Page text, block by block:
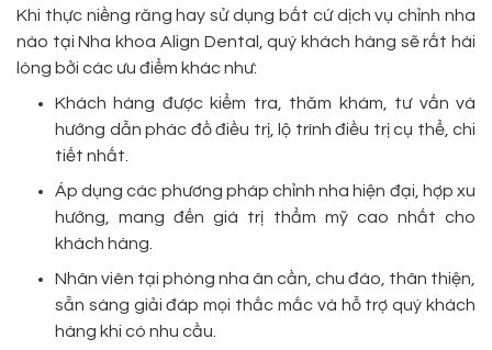
Khi thực niềng răng hay sử dụng bất cứ dịch vụ chỉnh nha
nào tại Nha khoa Align Dental, quý khách hàng sẽ rất hài
lòng bởi các ưu điểm khác như:
Khách hàng được kiểm tra, thăm khám, tư vấn và
hướng dẫn phác đồ điều trị, lộ trình điều trị cụ thể, chi
tiết nhất.
Áp dụng các phương pháp chỉnh nha hiện đại, hợp xu
hướng, mang đến giá trị thẩm mỹ cao nhất cho
khách hàng.
Nhân viên tại phòng nha ân cần, chu đáo, thân thiện,
sẵn sàng giải đáp mọi thắc mắc và hỗ trợ quý khách
hàng khi có nhu cầu.